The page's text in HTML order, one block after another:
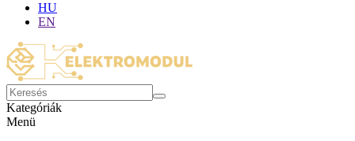
HU
EN
Kategóriák
Menü